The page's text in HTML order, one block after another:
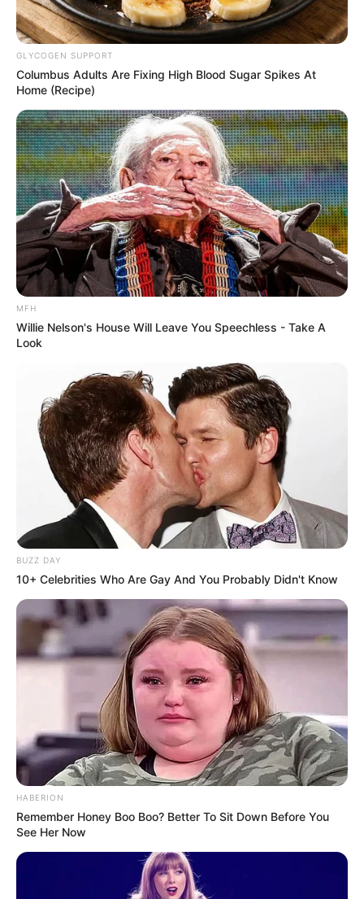
GLYCOGEN SUPPORT
Columbus Adults Are Fixing High Blood Sugar Spikes At
Home (Recipe)
MFH
Willie Nelson's House Will Leave You Speechless - Take A
Look
BUZZ DAY
10+ Celebrities Who Are Gay And You Probably Didn't Know
HABERION
Remember Honey Boo Boo? Better To Sit Down Before You
See Her Now